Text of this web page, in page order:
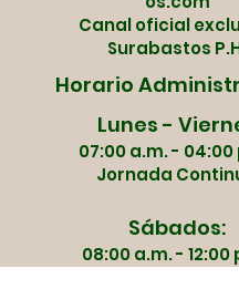
Canal oficial
Surabastos
Horario
Lunes -
07:00 a.m. - 04:00
Jornada
Sábados:
08:00 a.m. - 12:00